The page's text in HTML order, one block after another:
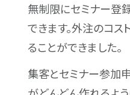
無制限にセミナー登
できます。外注のコ
ることができました。
集客とセミナー参加